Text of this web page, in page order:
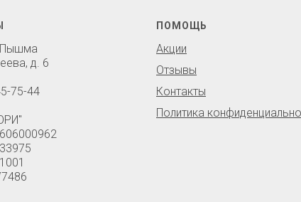
Пышма
д. 6
75-44
ПОМОЩЬ
Акции
Отзывы
Контакты
Политика